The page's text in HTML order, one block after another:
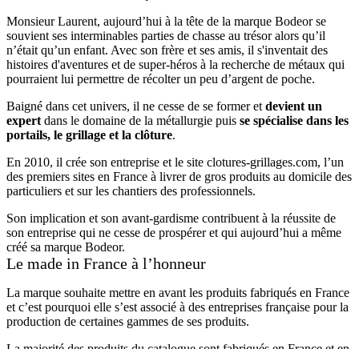
Monsieur Laurent, aujourd’hui à la tête de la marque Bodeor se
souvient ses interminables parties de chasse au trésor alors qu’il
n’était qu’un enfant. Avec son frère et ses amis, il s'inventait des
histoires d'aventures et de super-héros à la recherche de métaux qui
pourraient lui permettre de récolter un peu d’argent de poche.
Baigné dans cet univers, il ne cesse de se former et devient un
expert dans le domaine de la métallurgie puis se spécialise dans les
portails, le grillage et la clôture.
En 2010, il crée son entreprise et le site clotures-grillages.com, l’un
des premiers sites en France à livrer de gros produits au domicile des
particuliers et sur les chantiers des professionnels.
Son implication et son avant-gardisme contribuent à la réussite de
son entreprise qui ne cesse de prospérer et qui aujourd’hui a même
créé sa marque Bodeor.
Le made in France à l’honneur
La marque souhaite mettre en avant les produits fabriqués en France
et c’est pourquoi elle s’est associé à des entreprises française pour la
production de certaines gammes de ses produits.